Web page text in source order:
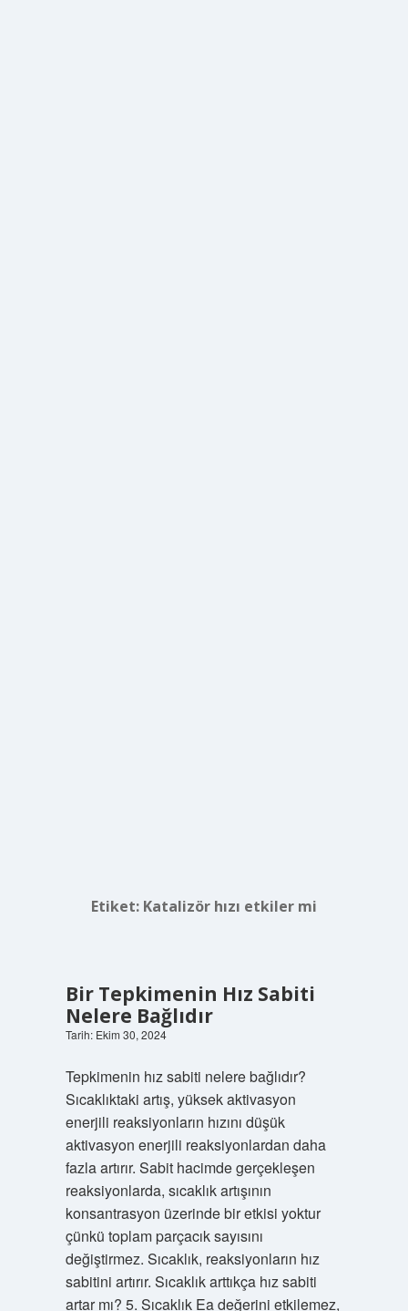
Etiket: Katalizör hızı etkiler mi
Bir Tepkimenin Hız Sabiti
Nelere Bağlıdır
Tarih: Ekim 30, 2024
Tepkimenin hız sabiti nelere bağlıdır?
Sıcaklıktaki artış, yüksek aktivasyon
enerjili reaksiyonların hızını düşük
aktivasyon enerjili reaksiyonlardan daha
fazla artırır. Sabit hacimde gerçekleşen
reaksiyonlarda, sıcaklık artışının
konsantrasyon üzerinde bir etkisi yoktur
çünkü toplam parçacık sayısını
değiştirmez. Sıcaklık, reaksiyonların hız
sabitini artırır. Sıcaklık arttıkça hız sabiti
artar mı? 5. Sıcaklık Ea değerini etkilemez,